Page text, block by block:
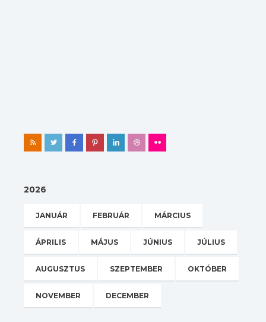
2026
JANUÁR FEBRUÁR MÁRCIUS
ÁPRILIS MÁJUS JÚNIUS JÚLIUS
AUGUSZTUS SZEPTEMBER OKTÓBER
NOVEMBER DECEMBER